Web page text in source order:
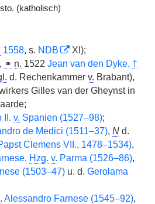
(katholisch)
1558, s. NDB
XI);
, ⚭ n. 1522 Jean van den Dyke, †
d. Rechenkammer v. Brabant),
Gilles van der Gheynst in
II. v. Spanien (1527–98);
de Medici (1511–37), N d.
Clemens VII., 1478–1534),
Hzg. v. Parma (1526–86),
(1503–47) u. d. Gerolama
Alessandro Farnese (1545–92),